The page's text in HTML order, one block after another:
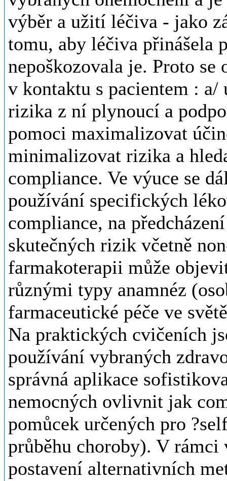
výběr a užití léčiva - jako
tomu, aby léčiva přinášela
nepoškozovala je. Proto se
v kontaktu s pacientem : a/
rizika z ní plynoucí a
pomoci maximalizovat
minimalizovat rizika a
compliance. Ve výuce se
používání specifických
compliance, na
skutečných rizik včetně
farmakoterapii může
různými typy anamnéz
farmaceutické péče ve
Na praktických cvičeních
používání vybraných
správná aplikace
nemocných ovlivnit jak
pomůcek určených pro
průběhu choroby). V
postavení alternativních